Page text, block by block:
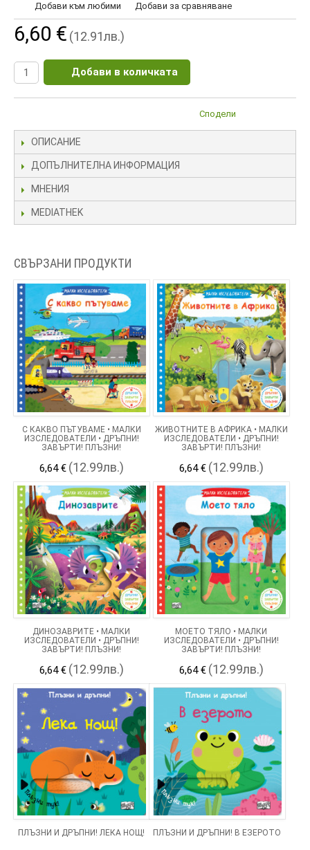
Добави към любими Добави за сравняване
6,60 € (12.91лв.)
Добави в количката
Сподели
ОПИСАНИЕ
ДОПЪЛНИТЕЛНА ИНФОРМАЦИЯ
МНЕНИЯ
MEDIATHEK
СВЪРЗАНИ ПРОДУКТИ
С КАКВО ПЪТУВАМЕ • МАЛКИ
ИЗСЛЕДОВАТЕЛИ • ДРЪПНИ!
ЗАВЪРТИ! ПЛЪЗНИ!
6,64 € (12.99лв.)
ЖИВОТНИТЕ В АФРИКА • МАЛКИ
ИЗСЛЕДОВАТЕЛИ • ДРЪПНИ!
ЗАВЪРТИ! ПЛЪЗНИ!
6,64 € (12.99лв.)
ДИНОЗАВРИТЕ • МАЛКИ
ИЗСЛЕДОВАТЕЛИ • ДРЪПНИ!
ЗАВЪРТИ! ПЛЪЗНИ!
6,64 € (12.99лв.)
МОЕТО ТЯЛО • МАЛКИ
ИЗСЛЕДОВАТЕЛИ • ДРЪПНИ!
ЗАВЪРТИ! ПЛЪЗНИ!
6,64 € (12.99лв.)
ПЛЪЗНИ И ДРЪПНИ! ЛЕКА НОЩ! ПЛЪЗНИ И ДРЪПНИ! В ЕЗЕРОТО